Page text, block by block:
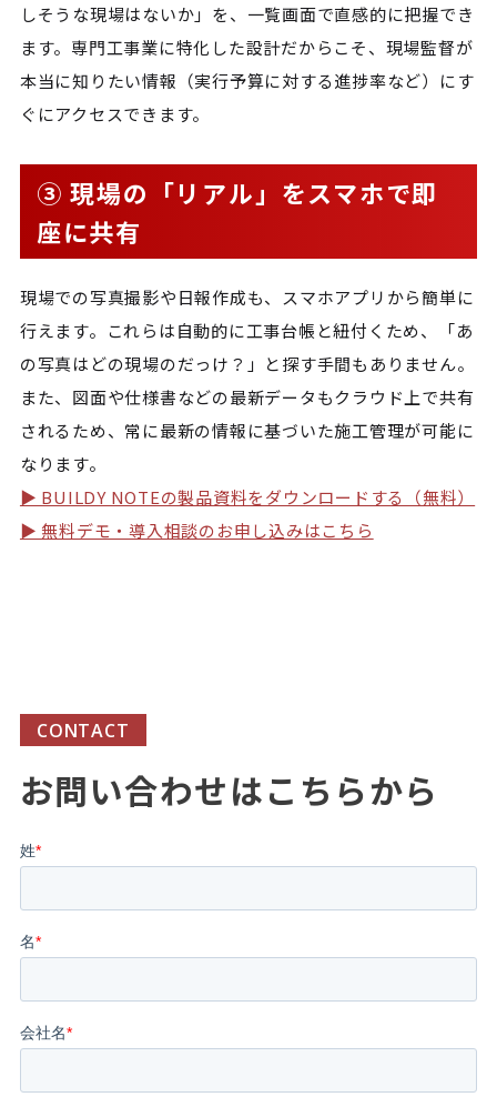
しそうな現場はないか」を、一覧画面で直感的に把握でき
ます。専門工事業に特化した設計だからこそ、現場監督が
本当に知りたい情報（実行予算に対する進捗率など）にす
ぐにアクセスできます。
③ 現場の「リアル」をスマホで即
座に共有
現場での写真撮影や日報作成も、スマホアプリから簡単に
行えます。これらは自動的に工事台帳と紐付くため、「あ
の写真はどの現場のだっけ？」と探す手間もありません。
また、図面や仕様書などの最新データもクラウド上で共有
されるため、常に最新の情報に基づいた施工管理が可能に
なります。
▶ BUILDY NOTEの製品資料をダウンロードする（無料）
▶ 無料デモ・導入相談のお申し込みはこちら
CONTACT
お問い合わせはこちらから